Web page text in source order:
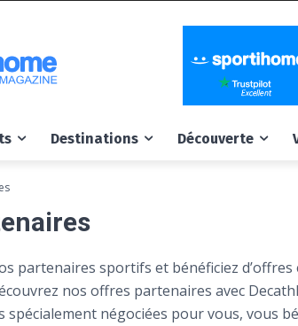
Destinations Découverte
partenaires sportifs et bénéficiez
nos offres partenaires avec
spécialement négociées pour vous, vous